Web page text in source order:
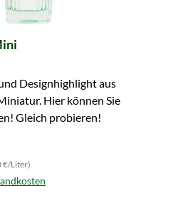
Designhighlight aus
Hier können Sie
Gleich probieren!
€/Liter)